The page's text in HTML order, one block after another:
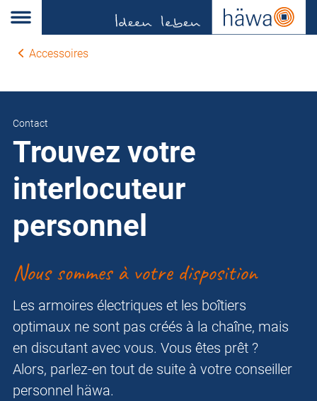
Accessoires
Contact
Trouvez votre
interlocuteur
personnel
Nous sommes à votre disposition
Les armoires électriques et les boîtiers
optimaux ne sont pas créés à la chaîne, mais
en discutant avec vous. Vous êtes prêt ?
Alors, parlez-en tout de suite à votre conseiller
personnel häwa.